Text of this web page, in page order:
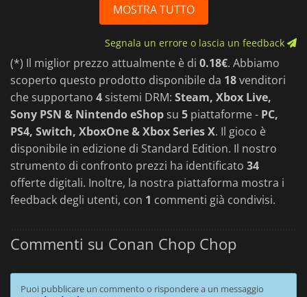
MOSTRA TUTTO
Segnala un errore o lascia un feedback
(*) Il miglior prezzo attualmente è di 0.18€. Abbiamo
scoperto questo prodotto disponibile da 18venditori
che supportano 4 sistemi DRM: Steam, Xbox Live,
Sony PSN & Nintendo eShop su 5 piattaforme - PC,
PS4, Switch, XboxOne & Xbox Series X. Il gioco è
disponibile in edizione di Standard Edition. Il nostro
strumento di confronto prezzi ha identificato 34
offerte digitali. Inoltre, la nostra piattaforma mostra i
feedback degli utenti, con 1 commenti già condivisi.
Commenti su Conan Chop Chop
Puoi pubblicare un commento o rispondere a un messaggio